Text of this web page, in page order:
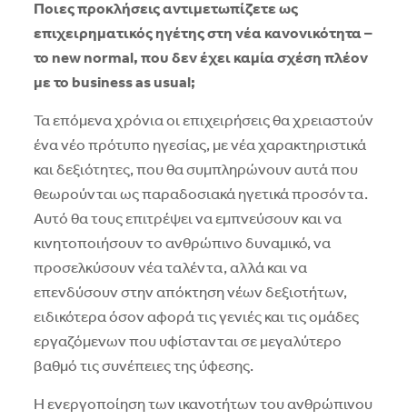
Ποιες προκλήσεις αντιμετωπίζετε ως
επιχειρηματικός ηγέτης στη νέα κανονικότητα –
το new normal, που δεν έχει καμία σχέση πλέον
με το business as usual;
Τα επόμενα χρόνια οι επιχειρήσεις θα χρειαστούν
ένα νέο πρότυπο ηγεσίας, με νέα χαρακτηριστικά
και δεξιότητες, που θα συμπληρώνουν αυτά που
θεωρούνται ως παραδοσιακά ηγετικά προσόντα.
Αυτό θα τους επιτρέψει να εμπνεύσουν και να
κινητοποιήσουν το ανθρώπινο δυναμικό, να
προσελκύσουν νέα ταλέντα, αλλά και να
επενδύσουν στην απόκτηση νέων δεξιοτήτων,
ειδικότερα όσον αφορά τις γενιές και τις ομάδες
εργαζόμενων που υφίστανται σε μεγαλύτερο
βαθμό τις συνέπειες της ύφεσης.
Η ενεργοποίηση των ικανοτήτων του ανθρώπινου